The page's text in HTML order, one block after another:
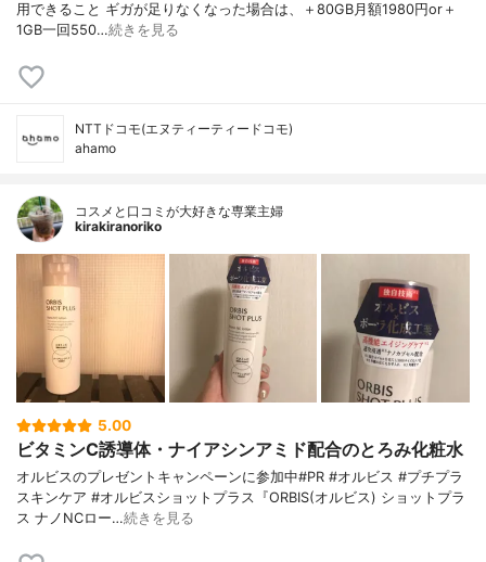
用できること ギガが足りなくなった場合は、＋80GB月額1980円or＋
1GB一回550…続きを見る
NTTドコモ(エヌティーティードコモ)
ahamo
コスメと口コミが大好きな専業主婦
kirakiranoriko
5.00
ビタミンC誘導体・ナイアシンアミド配合のとろみ化粧水
オルビスのプレゼントキャンペーンに参加中#PR #オルビス #プチプラ
スキンケア #オルビスショットプラス『ORBIS(オルビス) ショットプラ
ス ナノNCロー…続きを見る